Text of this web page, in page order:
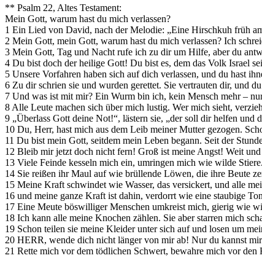
** Psalm 22, Altes Testament:
Mein Gott, warum hast du mich verlassen?
1 Ein Lied von David, nach der Melodie: „Eine Hirschkuh früh
2 Mein Gott, mein Gott, warum hast du mich verlassen? Ich
3 Mein Gott, Tag und Nacht rufe ich zu dir um Hilfe, aber du
4 Du bist doch der heilige Gott! Du bist es, dem das Volk Israel
5 Unsere Vorfahren haben sich auf dich verlassen, und du hast
6 Zu dir schrien sie und wurden gerettet. Sie vertrauten dir, und
7 Und was ist mit mir? Ein Wurm bin ich, kein Mensch mehr –
8 Alle Leute machen sich über mich lustig. Wer mich sieht,
9 „Überlass Gott deine Not!“, lästern sie, „der soll dir helfen und
10 Du, Herr, hast mich aus dem Leib meiner Mutter gezogen.
11 Du bist mein Gott, seitdem mein Leben begann. Seit der
12 Bleib mir jetzt doch nicht fern! Groß ist meine Angst! Weit
13 Viele Feinde kesseln mich ein, umringen mich wie wilde Stiere.
14 Sie reißen ihr Maul auf wie brüllende Löwen, die ihre Beute
15 Meine Kraft schwindet wie Wasser, das versickert, und alle
16 und meine ganze Kraft ist dahin, verdorrt wie eine staubige
17 Eine Meute böswilliger Menschen umkreist mich, gierig wie
18 Ich kann alle meine Knochen zählen. Sie aber starren mich
19 Schon teilen sie meine Kleider unter sich auf und losen um
20 HERR, wende dich nicht länger von mir ab! Nur du kannst
21 Rette mich vor dem tödlichen Schwert, bewahre mich vor